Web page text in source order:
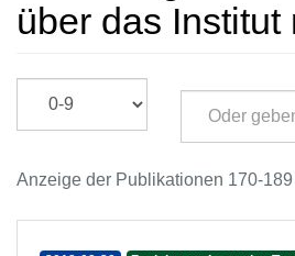
über das Institut
Anzeige der Publikationen 170-